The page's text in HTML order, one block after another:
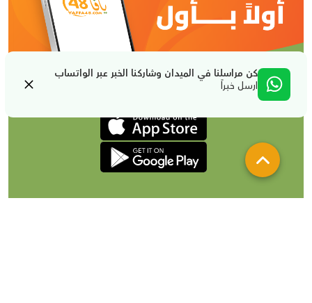
كن مراسلنا في الميدان وشاركنا الخبر عبر الواتساب
ارسل خبراً